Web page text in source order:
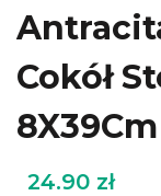
Cokół
8X39Cm
24.90 zł